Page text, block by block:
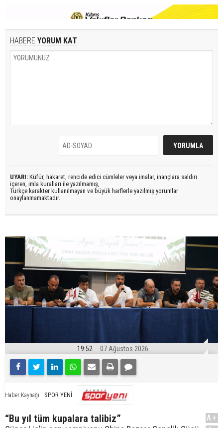
HABERE YORUM KAT
UYARI: Küfür, hakaret, rencide edici cümleler veya imalar, inançlara saldırı
içeren, imla kuralları ile yazılmamış,
Türkçe karakter kullanılmayan ve büyük harflerle yazılmış yorumlar
onaylanmamaktadır.
19:52 07 Ağustos 2026
Haber Kaynağı SPOR YENİ
“Bu yıl tüm kupalara talibiz”
A+